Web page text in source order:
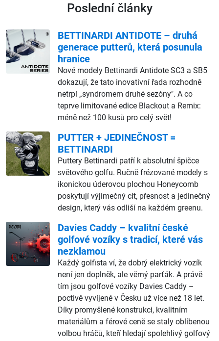
Poslední články
BETTINARDI ANTIDOTE – druhá
generace putterů, která posunula
hranice
Nové modely Bettinardi Antidote SC3 a SB5
dokazují, že tato inovativní řada rozhodně
netrpí „syndromem druhé sezóny". A co
teprve limitované edice Blackout a Remix:
méně než 100 kusů pro celý svět!
PUTTER + JEDINEČNOST =
BETTINARDI
Puttery Bettinardi patří k absolutní špičce
světového golfu. Ručně frézované modely s
ikonickou úderovou plochou Honeycomb
poskytují výjimečný cit, přesnost a jedinečný
design, který vás odliší na každém greenu.
Davies Caddy – kvalitní české
golfové vozíky s tradicí, které vás
nezklamou
Každý golfista ví, že dobrý elektrický vozík
není jen doplněk, ale věrný parťák. A právě
tím jsou golfové vozíky Davies Caddy –
poctivě vyvíjené v Česku už více než 18 let.
Díky promyšlené konstrukci, kvalitním
materiálům a férové ceně se staly oblíbenou
volbou hráčů, kteří hledají spolehlivý golfový